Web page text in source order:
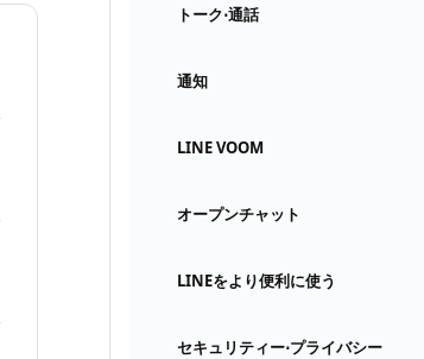
トーク⋅通話
通知
LINE VOOM
オープンチャット
LINEをより便利に使う
セキュリティー⋅プライバシー